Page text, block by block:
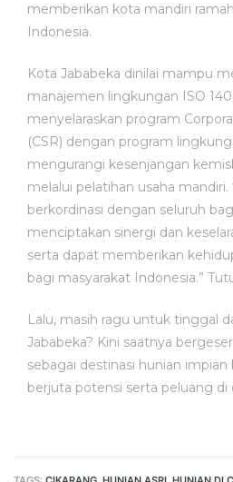
memberikan kota mandiri
Indonesia.
Kota Jababeka dinilai mampu
manajemen lingkungan ISO
menyelaraskan program
(CSR) dengan program
mengurangi kesenjangan
melalui pelatihan usaha mandiri.
berkordinasi dengan seluruh
menciptakan sinergi dan
serta dapat memberikan
bagi masyarakat Indonesia.”
Lalu, masih ragu untuk tinggal
Jababeka? Kini saatnya
sebagai destinasi hunian
berjuta potensi serta peluang di